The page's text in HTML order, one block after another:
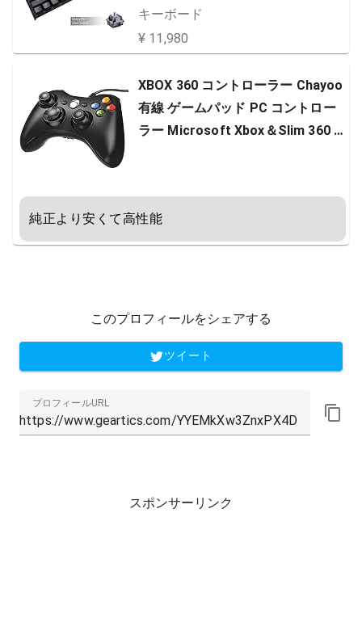
B /有線］
キーボード
¥ 11,980
XBOX 360 コントローラー Chayoo
有線 ゲームパッド PC コントロー
ラー Microsoft Xbox＆Slim 360 P
純正より安くて高性能
このプロフィールをシェアする
ツイート
プロフィールURL
スポンサーリンク